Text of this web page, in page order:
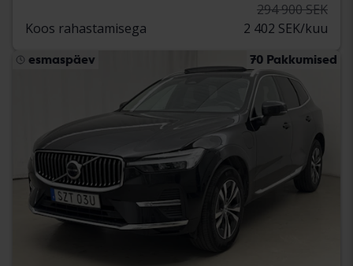
294 900 SEK
Koos rahastamisega
2 402 SEK/kuu
esmaspäev 70 Pakkumised